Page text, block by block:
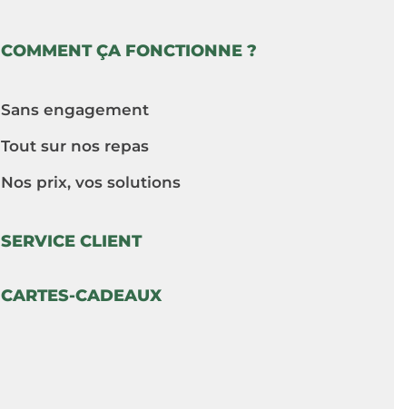
COMMENT ÇA FONCTIONNE ?
Sans engagement
Tout sur nos repas
Nos prix, vos solutions
SERVICE CLIENT
CARTES-CADEAUX